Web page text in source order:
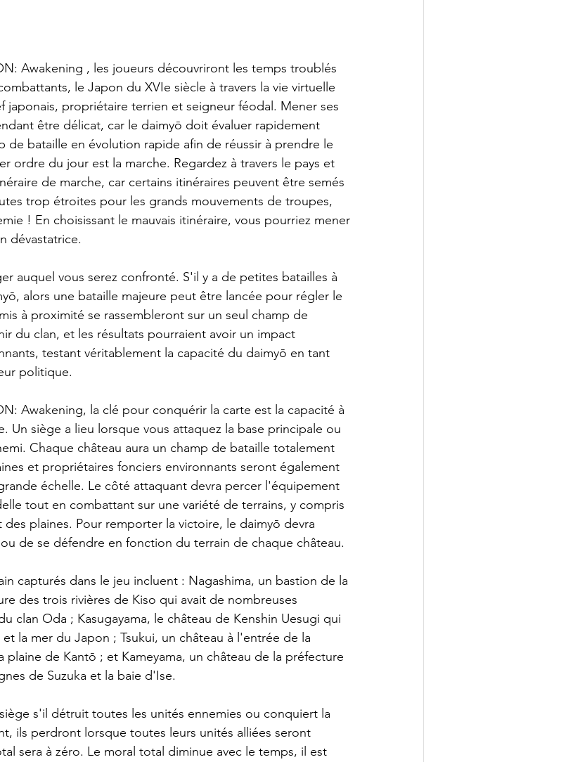
Awakening , les joueurs découvriront les temps troublés
le Japon du XVIe siècle à travers la vie virtuelle
japonais, propriétaire terrien et seigneur féodal. Mener ses
être délicat, car le daimyō doit évaluer rapidement
de bataille en évolution rapide afin de réussir à prendre le
ordre du jour est la marche. Regardez à travers le pays et
de marche, car certains itinéraires peuvent être semés
trop étroites pour les grands mouvements de troupes,
! En choisissant le mauvais itinéraire, vous pourriez mener
dévastatrice.
auquel vous serez confronté. S'il y a de petites batailles à
alors une bataille majeure peut être lancée pour régler le
à proximité se rassembleront sur un seul champ de
du clan, et les résultats pourraient avoir un impact
testant véritablement la capacité du daimyō en tant
politique.
Awakening, la clé pour conquérir la carte est la capacité à
Un siège a lieu lorsque vous attaquez la base principale ou
Chaque château aura un champ de bataille totalement
et propriétaires fonciers environnants seront également
échelle. Le côté attaquant devra percer l'équipement
tout en combattant sur une variété de terrains, y compris
plaines. Pour remporter la victoire, le daimyō devra
de se défendre en fonction du terrain de chaque château.
capturés dans le jeu incluent : Nagashima, un bastion de la
des trois rivières de Kiso qui avait de nombreuses
clan Oda ; Kasugayama, le château de Kenshin Uesugi qui
la mer du Japon ; Tsukui, un château à l'entrée de la
plaine de Kantō ; et Kameyama, un château de la préfecture
de Suzuka et la baie d'Ise.
s'il détruit toutes les unités ennemies ou conquiert la
ils perdront lorsque toutes leurs unités alliées seront
sera à zéro. Le moral total diminue avec le temps, il est